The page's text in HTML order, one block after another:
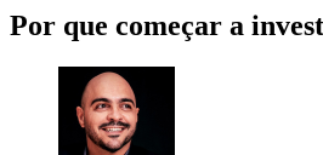
Por que começar a